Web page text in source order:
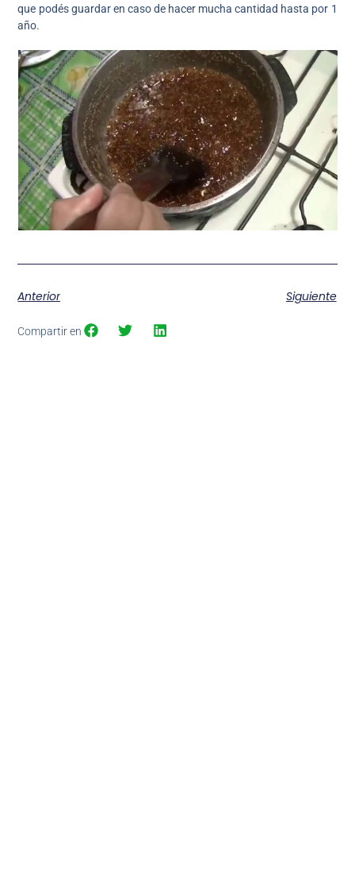
que podés guardar en caso de hacer mucha cantidad hasta por 1
año.
Anterior Siguiente
Compartir en